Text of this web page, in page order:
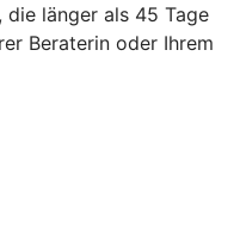
die länger als 45 Tage
Beraterin oder Ihrem